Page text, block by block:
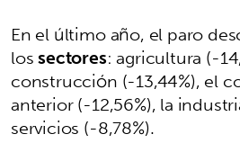
En el último año, el paro
lossectores: agricultura (-
construcción (-13,44%), el
anterior (-12,56%), la
servicios (-8,78%).